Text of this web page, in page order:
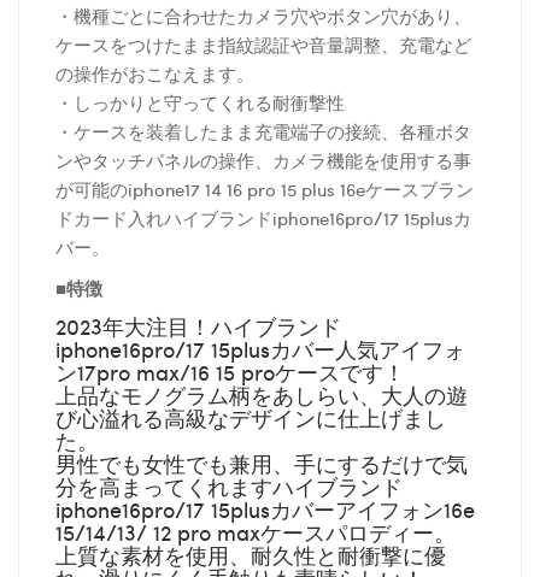
・機種ごとに合わせたカメラ穴やボタン穴があり、
ケースをつけたまま指紋認証や音量調整、充電など
の操作がおこなえます。
・しっかりと守ってくれる耐衝撃性
・ケースを装着したまま充電端子の接続、各種ボタ
ンやタッチパネルの操作、カメラ機能を使用する事
が可能のiphone17 14 16 pro 15 plus 16eケースブラン
ドカード入れハイブランドiphone16pro/17 15plusカ
バー。
■特徴
2023年大注目！ハイブランド
iphone16pro/17 15plusカバー人気アイフォ
ン17pro max/16 15 proケースです！
上品なモノグラム柄をあしらい、大人の遊
び心溢れる高級なデザインに仕上げまし
た。
男性でも女性でも兼用、手にするだけで気
分を高まってくれますハイブランド
iphone16pro/17 15plusカバーアイフォン16e
15/14/13/ 12 pro maxケースパロディー。
上質な素材を使用、耐久性と耐衝撃に優